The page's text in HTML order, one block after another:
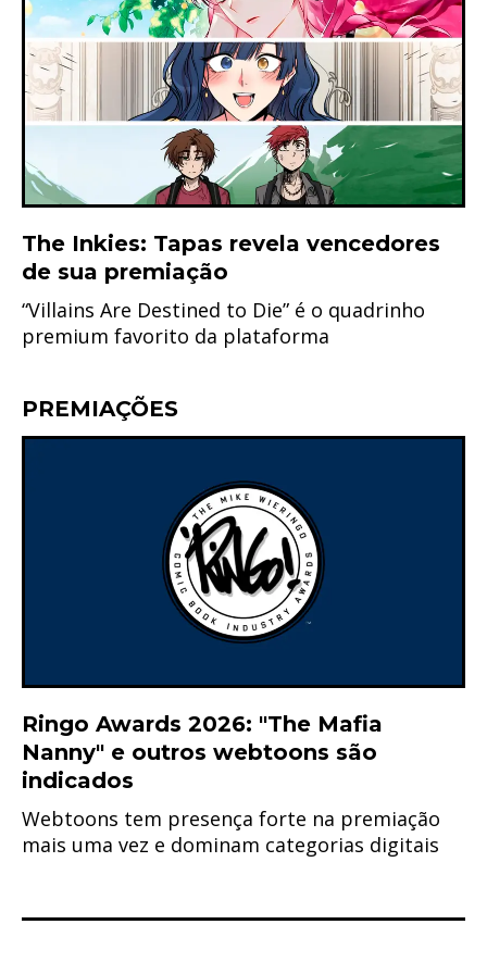
The Inkies: Tapas revela vencedores
de sua premiação
“Villains Are Destined to Die” é o quadrinho
premium favorito da plataforma
PREMIAÇÕES
Ringo Awards 2026: "The Mafia
Nanny" e outros webtoons são
indicados
Webtoons tem presença forte na premiação
mais uma vez e dominam categorias digitais